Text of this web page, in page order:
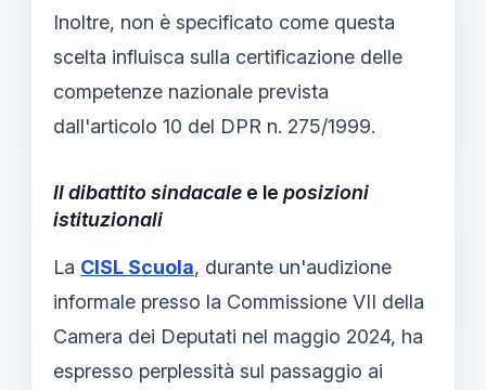
Inoltre, non è specificato come questa
scelta influisca sulla certificazione delle
competenze nazionale prevista
dall'articolo 10 del DPR n. 275/1999.
Il dibattito sindacale e le posizioni
istituzionali
La CISL Scuola, durante un'audizione
informale presso la Commissione VII della
Camera dei Deputati nel maggio 2024, ha
espresso perplessità sul passaggio ai